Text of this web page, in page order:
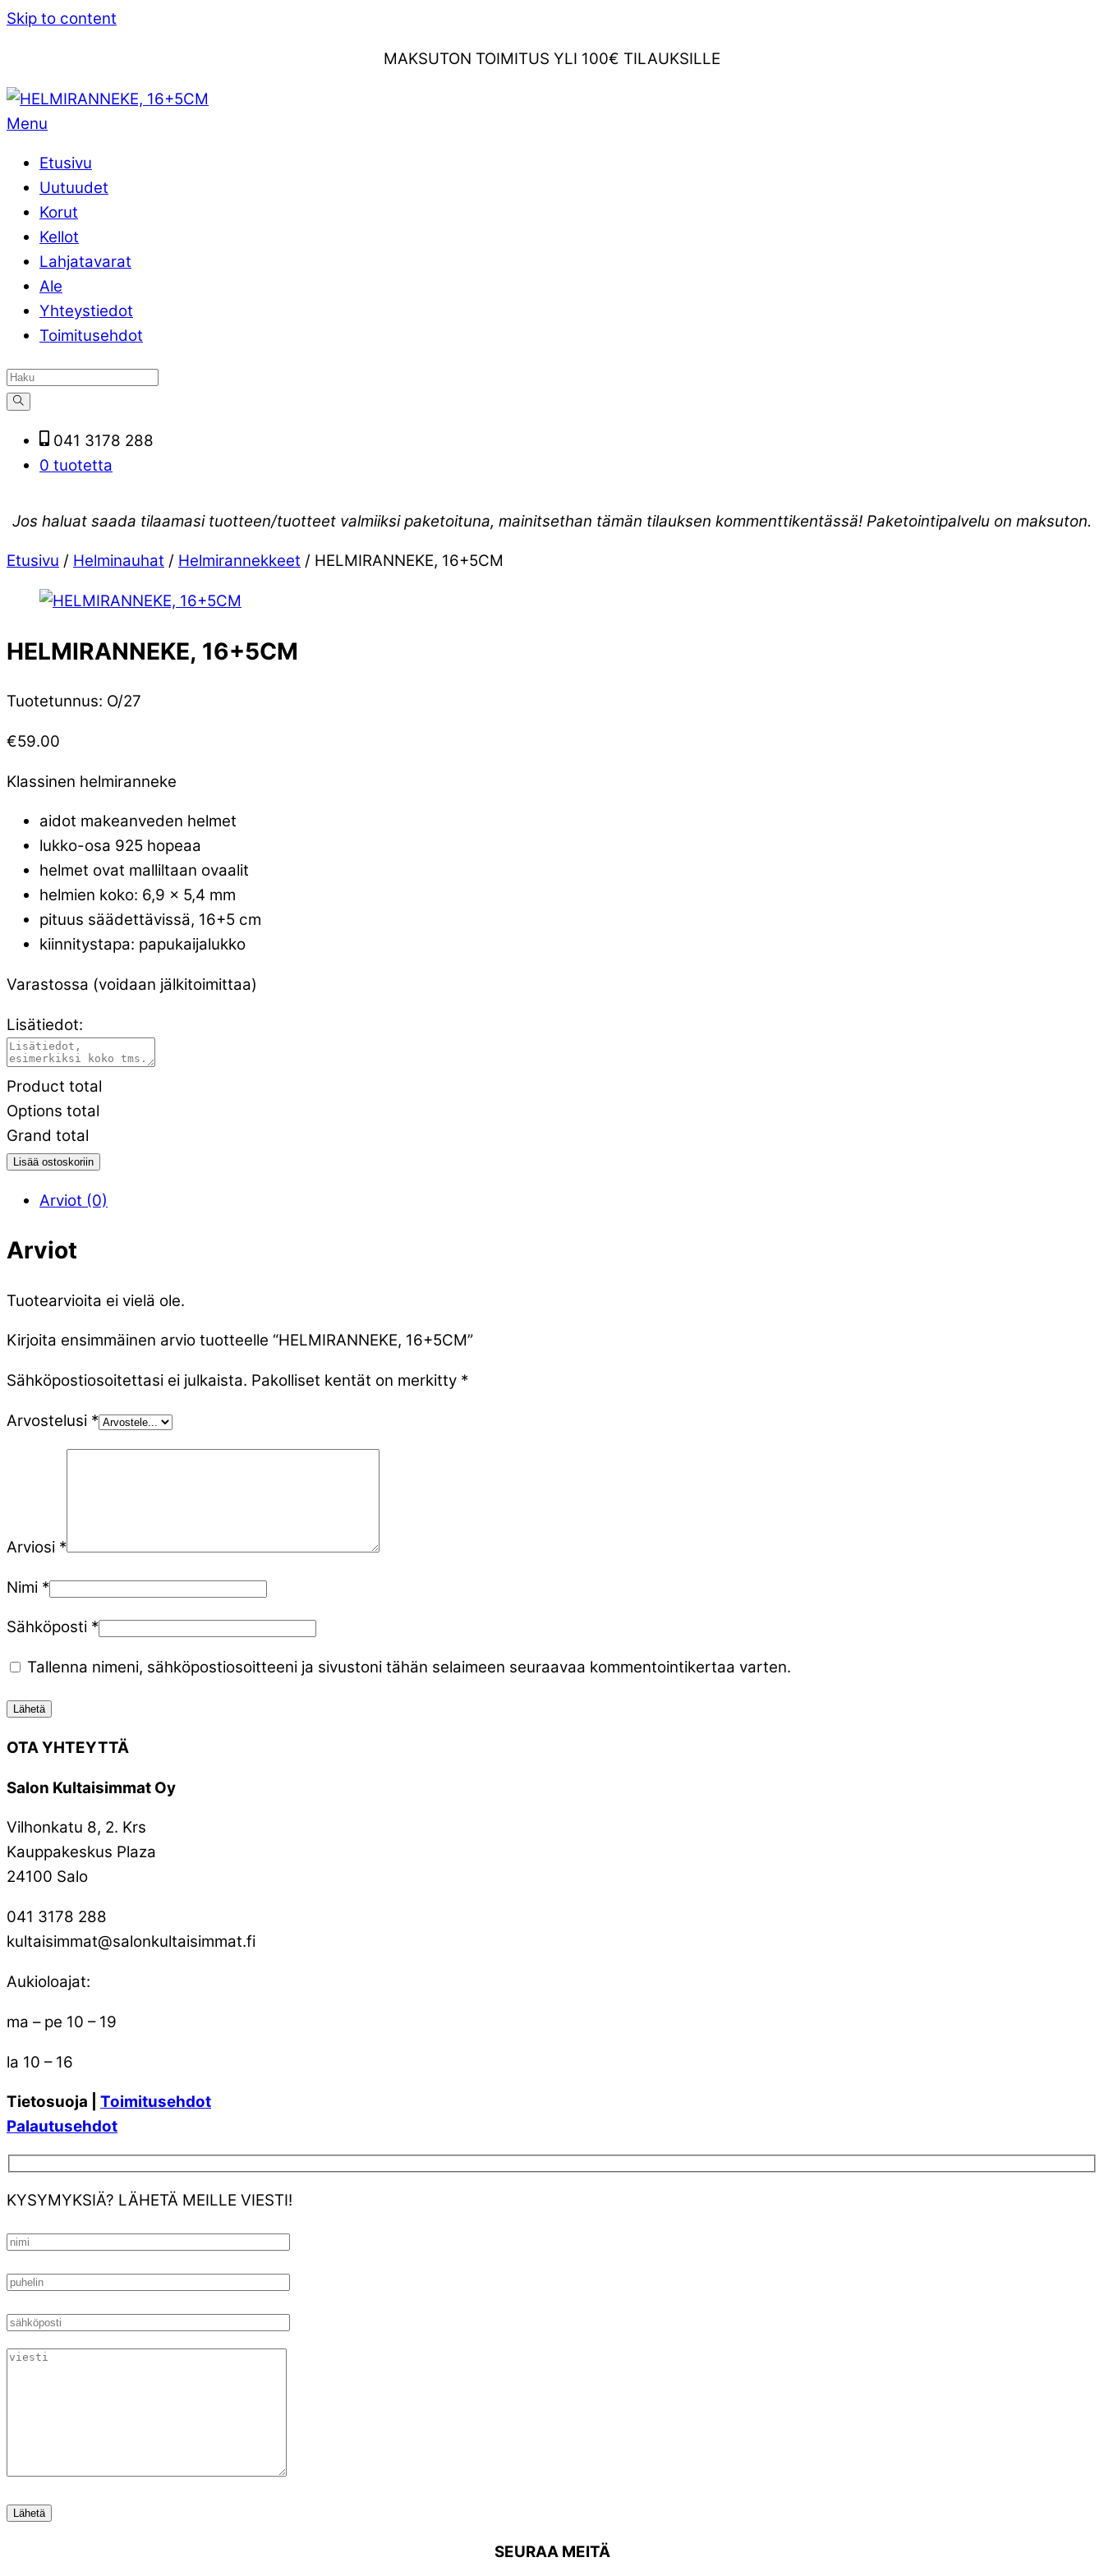
Skip to content
MAKSUTON TOIMITUS YLI 100€ TILAUKSILLE
Menu
Etusivu
Uutuudet
Korut
Kellot
Lahjatavarat
Ale
Yhteystiedot
Toimitusehdot
041 3178 288
0 tuotetta
Jos haluat saada tilaamasi tuotteen/tuotteet valmiiksi paketoituna, mainitsethan tämän tilauksen kommenttikentässä! Paketointipalvelu on maksuton.
Etusivu / Helminauhat / Helmirannekkeet / HELMIRANNEKE, 16+5CM
HELMIRANNEKE, 16+5CM
Tuotetunnus: O/27
€59.00
Klassinen helmiranneke
aidot makeanveden helmet
lukko-osa 925 hopeaa
helmet ovat malliltaan ovaalit
helmien koko: 6,9 x 5,4 mm
pituus säädettävissä, 16+5 cm
kiinnitystapa: papukaijalukko
Varastossa (voidaan jälkitoimittaa)
Lisätiedot:
Product total
Options total
Grand total
Lisää ostoskoriin
Arviot (0)
Arviot
Tuotearvioita ei vielä ole.
Kirjoita ensimmäinen arvio tuotteelle “HELMIRANNEKE, 16+5CM”
Sähköpostiosoitettasi ei julkaista. Pakolliset kentät on merkitty *
Arvostelusi *
Arviosi *
Nimi *
Sähköposti *
Tallenna nimeni, sähköpostiosoitteeni ja sivustoni tähän selaimeen seuraavaa kommentointikertaa varten.
OTA YHTEYTTÄ
Salon Kultaisimmat Oy
Vilhonkatu 8, 2. Krs
Kauppakeskus Plaza
24100 Salo
041 3178 288
kultaisimmat@salonkultaisimmat.fi
Aukioloajat:
ma – pe 10 – 19
la 10 – 16
Tietosuoja | Toimitusehdot
Palautusehdot
KYSYMYKSIÄ? LÄHETÄ MEILLE VIESTI!
SEURAA MEITÄ